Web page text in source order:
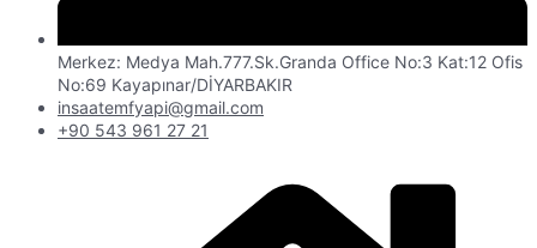
Merkez: Medya Mah.777.Sk.Granda Office No:3 Kat:12 Ofis
No:69 Kayapınar/DİYARBAKIR
insaatemfyapi@gmail.com
+90 543 961 27 21